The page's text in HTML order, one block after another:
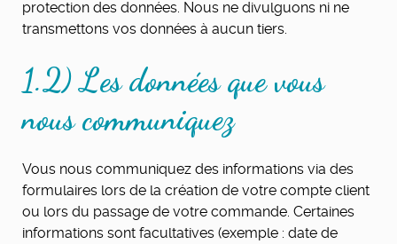
protection des données. Nous ne divulguons ni ne
transmettons vos données à aucun tiers.
1.2) Les données que vous
nous communiquez
Vous nous communiquez des informations via des
formulaires lors de la création de votre compte client
ou lors du passage de votre commande. Certaines
informations sont facultatives (exemple : date de